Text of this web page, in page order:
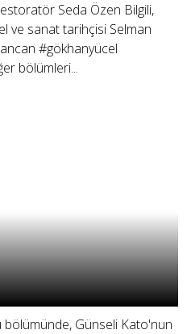
Seda Özen Bilgili,
ve sanat tarihçisi Selman
#gökhanyücel
bölümleri...
bölümünde, Günseli Kato'nun